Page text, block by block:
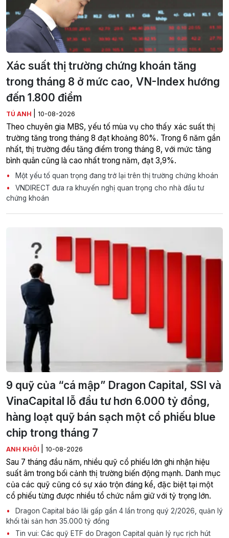
Xác suất thị trường chứng khoán tăng
trong tháng 8 ở mức cao, VN-Index hướng
đến 1.800 điểm
TÚ ANH 10-08-2026
Theo chuyên gia MBS, yếu tố mùa vụ cho thấy xác suất thị
trường tăng trong tháng 8 đạt khoảng 80%. Trong 6 năm gần
nhất, thị trường đều tăng điểm trong tháng 8, với mức tăng
bình quân cũng là cao nhất trong năm, đạt 3,9%.
Một yếu tố quan trọng đang trở lại trên thị trường chứng khoán
VNDIRECT đưa ra khuyến nghị quan trọng cho nhà đầu tư
chứng khoán
9 quỹ của “cá mập” Dragon Capital, SSI và
VinaCapital lỗ đầu tư hơn 6.000 tỷ đồng,
hàng loạt quỹ bán sạch một cổ phiếu blue
chip trong tháng 7
ANH KHÔI 10-08-2026
Sau 7 tháng đầu năm, nhiều quỹ cổ phiếu lớn ghi nhận hiệu
suất âm trong bối cảnh thị trường biến động mạnh. Danh mục
của các quỹ cũng có sự xáo trộn đáng kể, đặc biệt tại một
cổ phiếu từng được nhiều tổ chức nắm giữ với tỷ trọng lớn.
Dragon Capital báo lãi gấp gần 4 lần trong quý 2/2026, quản lý
khối tài sản hơn 35.000 tỷ đồng
Tin vui: Các quỹ ETF do Dragon Capital quản lý rục rịch hút